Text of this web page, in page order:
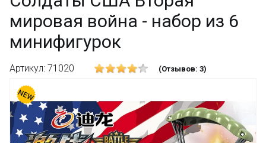
мировая война - набор из 6
минифигурок
Артикул: 71020 (Отзывов: 3)